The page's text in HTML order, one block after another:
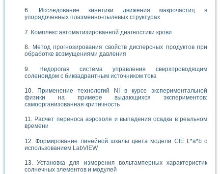
Исследование кинетики движения макрочастиц в
упорядоченных плазменно-пылевых структурах
Комплекс автоматизированной диагностики крови
Метод прогнозирования свойств дисперсных продуктов при
обработке возмущениями давления
Недорогая система управления сверхпроводящим
соленоидом с биквадрантным источником тока
Применение технологий NI в курсе экспериментальной
физики на примере выдающихся экспериментов:
самоорганизованная критичность
Расчет переноса аэрозоля и выпадения осадка в реальном
времени
Формирование линейной шкалы цвета модели CIE L*a*b с
использованием LabVIEW
Установка для измерения вольтамперных характеристик
солнечных элементов и модулей